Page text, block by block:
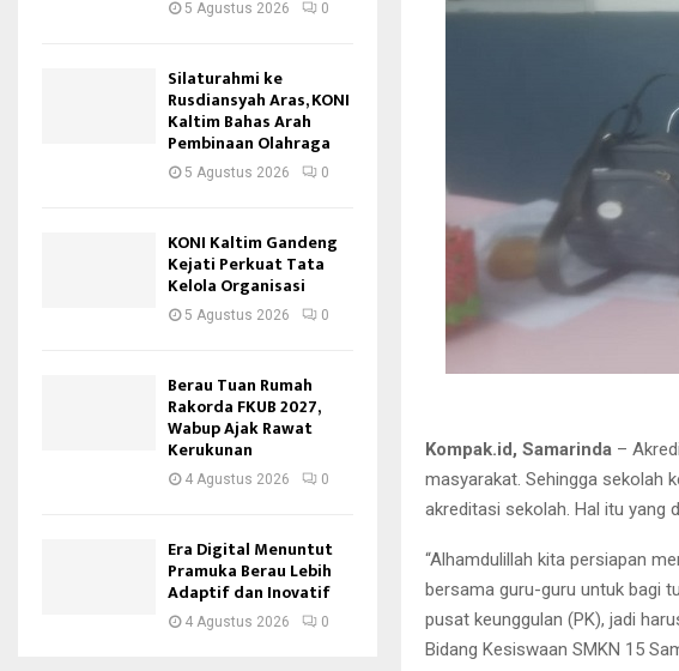
Kompak.id, Samarinda –
masyarakat. Sehingga sekolah
akreditasi sekolah. Hal itu yang
“Alhamdulillah kita persiapan
bersama guru-guru untuk bagi
pusat keunggulan (PK), jadi
Bidang Kesiswaan SMKN 15
5 Agustus 2026 0
Silaturahmi ke
Rusdiansyah Aras, KONI
Kaltim Bahas Arah
Pembinaan Olahraga
5 Agustus 2026 0
KONI Kaltim Gandeng
Kejati Perkuat Tata
Kelola Organisasi
5 Agustus 2026 0
Berau Tuan Rumah
Rakorda FKUB 2027,
Wabup Ajak Rawat
Kerukunan
4 Agustus 2026 0
Era Digital Menuntut
Pramuka Berau Lebih
Adaptif dan Inovatif
4 Agustus 2026 0